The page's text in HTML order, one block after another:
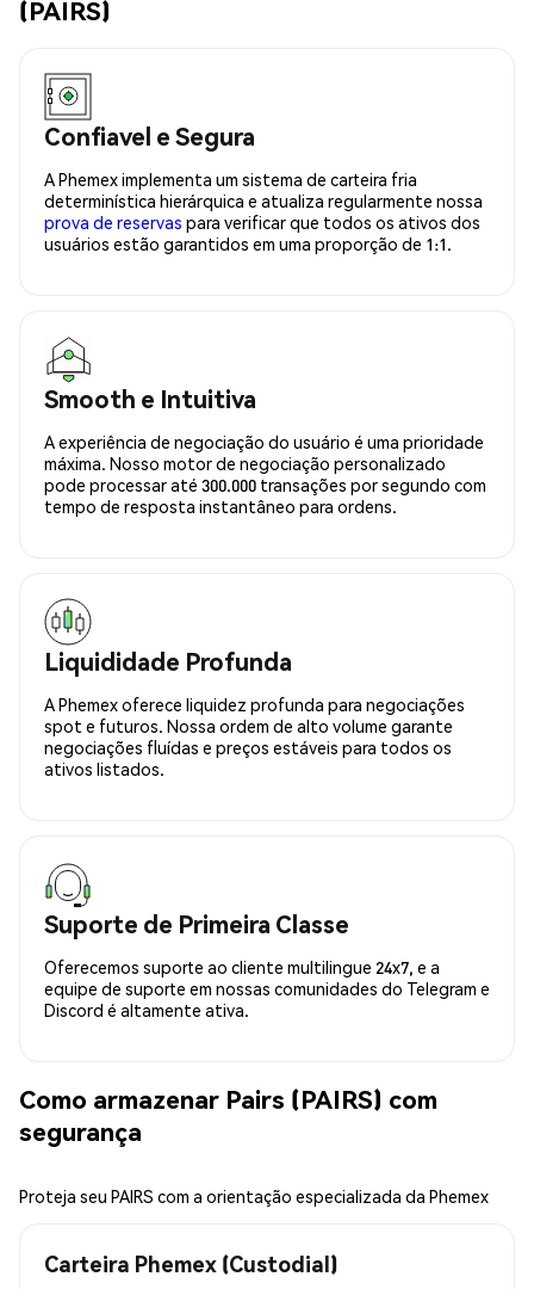
(PAIRS)
Confiavel e Segura
A Phemex implementa um sistema de carteira fria
determinística hierárquica e atualiza regularmente nossa
prova de reservas para verificar que todos os ativos dos
usuários estão garantidos em uma proporção de 1:1.
Smooth e Intuitiva
A experiência de negociação do usuário é uma prioridade
máxima. Nosso motor de negociação personalizado
pode processar até 300.000 transações por segundo com
tempo de resposta instantâneo para ordens.
Liquididade Profunda
A Phemex oferece liquidez profunda para negociações
spot e futuros. Nossa ordem de alto volume garante
negociações fluídas e preços estáveis para todos os
ativos listados.
Suporte de Primeira Classe
Oferecemos suporte ao cliente multilingue 24x7, e a
equipe de suporte em nossas comunidades do Telegram e
Discord é altamente ativa.
Como armazenar Pairs (PAIRS) com
segurança
Proteja seu PAIRS com a orientação especializada da Phemex
Carteira Phemex (Custodial)